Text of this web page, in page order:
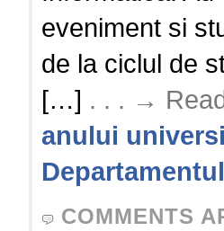
eveniment si
de la ciclul de
[…] . . . →
anului
COMMENTS